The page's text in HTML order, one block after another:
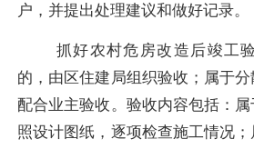
户，并提出处理建议和做好记录。
抓好农村危房改造后竣工
的，由区住建局组织验收；属于
配合业主验收。验收内容包括：
照设计图纸，逐项检查施工情况